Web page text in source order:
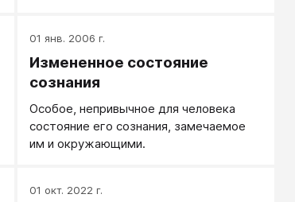
вызвал).
01 янв. 2006 г.
Измененное состояние
сознания
Особое, непривычное для человека
состояние его сознания, замечаемое
им и окружающими.
01 окт. 2022 г.